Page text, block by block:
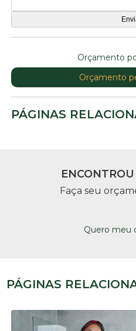
Orçamento
Orçamento
PÁGINAS
Faça seu
Quero meu
PÁGINAS